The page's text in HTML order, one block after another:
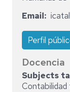
Email
Perfil
Docencia
Subjects
Contabilidad